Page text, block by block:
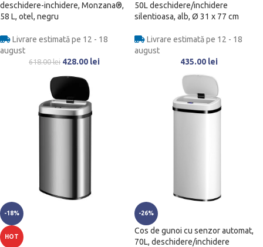
deschidere-inchidere, Monzana®,
58 L, otel, negru
Livrare estimată pe 12 - 18
august
618.00lei 428.00 lei
50L deschidere/inchidere
silentioasa, alb, Ø 31 x 77 cm
Livrare estimată pe 12 - 18
august
435.00 lei
-18%
HOT
-26%
Cos de gunoi cu senzor automat,
70L, deschidere/inchidere